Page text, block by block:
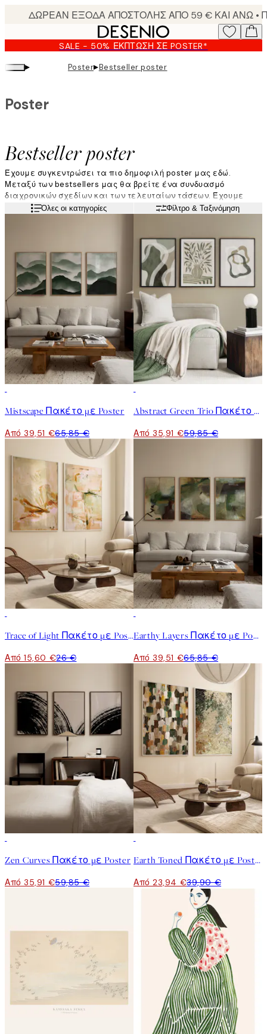
content.
SALE - 50% ΈΚΠΤΩΣΗ ΣΕ POSTER*
▸ Poster▸Bestseller poster
Bestseller poster
Poster
Έχουμε συγκεντρώσει τα πιο δημοφιλή poster μας εδώ.
Μεταξύ των bestsellers μας θα βρείτε ένα συνδυασμό
διαχρονικών σχεδίων και των τελευταίων τάσεων. Έχουμε
κάτι για όλα τα στιλ διακόσμησης! Διακοσμήστε το σπίτι σας
Διαβάστε περισσότερα
Όλες οι κατηγορίες Φίλτρο & Ταξινόμηση
Mistscape Πακέτο με Poster
Από 39,51 €65,85 €
Abstract Green Trio Πακέτο με poster
Από 35,91 €59,85 €
Trace of Light Πακέτο με Poster
Από 15,60 €26 €
Earthy Layers Πακέτο με Poster
Από 39,51 €65,85 €
Zen Curves Πακέτο με Poster
Από 35,91 €59,85 €
Earth Toned Πακέτο με Poster
Από 23,94 €39,90 €